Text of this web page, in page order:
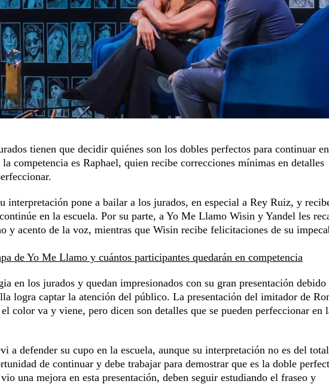
tienen que decidir quiénes son los dobles perfectos para continuar
competencia es Raphael, quien recibe correcciones mínimas en detalles
interpretación pone a bailar a los jurados, en especial a Rey Ruiz, y
en la escuela. Por su parte, a Yo Me Llamo Wisin y Yandel les
y acento de la voz, mientras que Wisin recibe felicitaciones de su
de Yo Me Llamo y cuántos participantes quedarán en competencia
en los jurados y quedan impresionados con su gran presentación debido
logra captar la atención del público. La presentación del imitador de
color va y viene, pero dicen son detalles que se pueden perfeccionar en
defender su cupo en la escuela, aunque su interpretación no es del total
de continuar y debe trabajar para demostrar que es la doble
una mejora en esta presentación, deben seguir estudiando el fraseo y